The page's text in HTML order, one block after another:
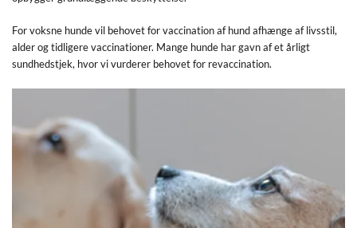
For voksne hunde vil behovet for vaccination af hund afhænge af livsstil,
alder og tidligere vaccinationer. Mange hunde har gavn af et årligt
sundhedstjek, hvor vi vurderer behovet for revaccination.